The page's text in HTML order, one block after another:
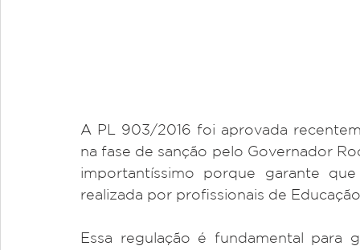
A PL 903/2016 foi aprovada
na fase de sanção pelo Governador
importantíssimo porque garante
realizada por profissionais de
Essa regulação é fundamental para